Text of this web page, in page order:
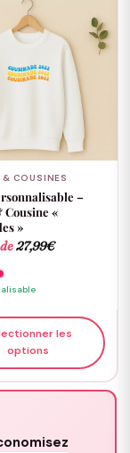
COUSINES
–
Cousine «
»
27,99€
les
options